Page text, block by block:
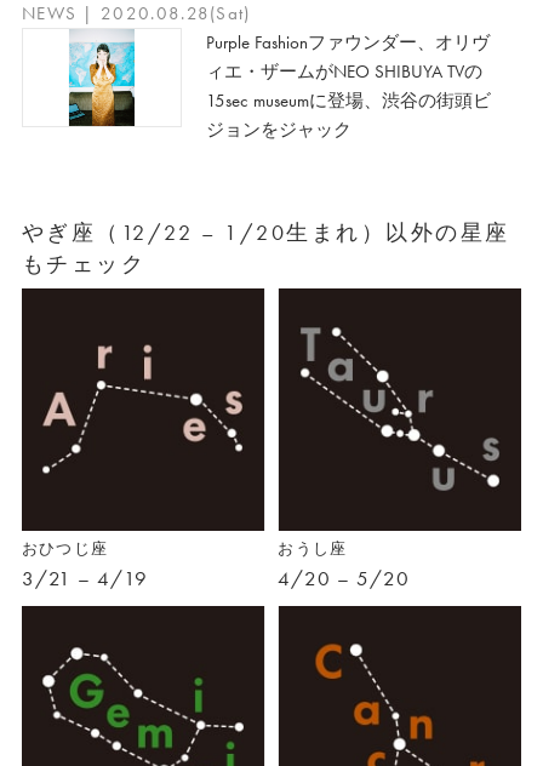
NEWS | 2020.08.28(Sat)
Purple Fashionファウンダー、オリヴ
ィエ・ザームがNEO SHIBUYA TVの
15sec museumに登場、渋谷の街頭ビ
ジョンをジャック
やぎ座（12/22 – 1/20生まれ）以外の星座
もチェック
おひつじ座
3/21 – 4/19
おうし座
4/20 – 5/20